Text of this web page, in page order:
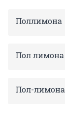
Поллимона
Пол лимона
Пол-лимона